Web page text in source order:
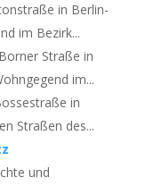
in Berlin-
im Bezirk...
Straße in
im...
in
Straßen des...
und